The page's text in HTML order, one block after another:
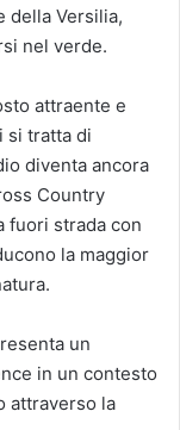
della Versilia,
nel verde.
attraente e
si tratta di
diventa ancora
Country
fuori strada con
la maggior
un
in un contesto
attraverso la